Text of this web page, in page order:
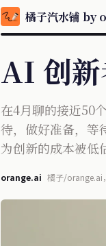
橘子汽水铺 by
AI 创新
在4月聊的接近50
待，做好准备，等
为创新的成本被低
orange.ai 橘子/orange.ai